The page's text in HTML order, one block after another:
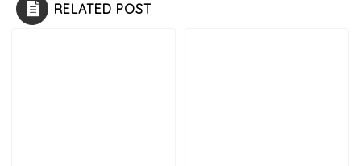
RELATED POST